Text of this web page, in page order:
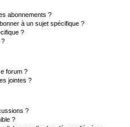
abonnements ?
à un sujet spécifique ?
?
?
forum ?
jointes ?
?
?